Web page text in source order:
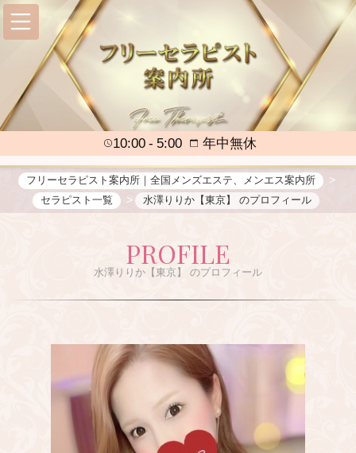
10:00 5:00 年中無休
フリーセラピスト案内所｜全国メンズエステ、メンエス案内所
セラピスト一覧
水澤りりか【東京】 のプロフィール
PROFILE
水澤りりか【東京】 のプロフィール